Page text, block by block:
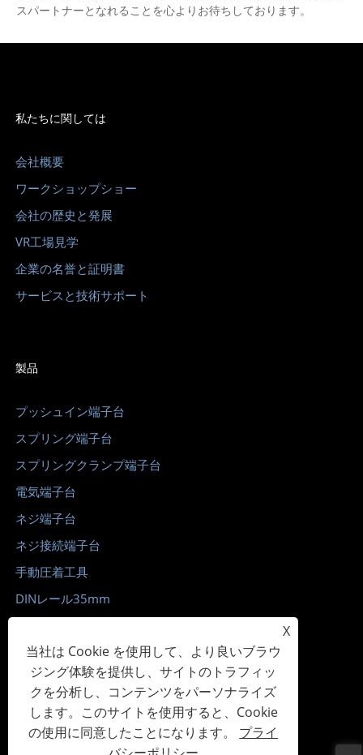
スパートナーとなれることを心よりお待ちしております。
私たちに関しては
会社概要
ワークショップショー
会社の歴史と発展
VR工場見学
企業の名誉と証明書
サービスと技術サポート
製品
プッシュイン端​​子台
スプリング端子台
スプリングクランプ端子台
電気端子台
ネジ端子台
ネジ接続端子台
手動圧着工具
DINレール35mm
お問い合わせ
電話: +86-13868728622
Eメール: manage@wonkedq.com
X
当社は Cookie を使用して、より良いブラウ
ジング体験を提供し、サイトのトラフィッ
クを分析し、コンテンツをパーソナライズ
します。このサイトを使用すると、Cookie
の使用に同意したことになります。 プライ